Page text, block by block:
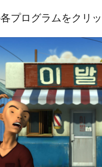
プログラムをクリ